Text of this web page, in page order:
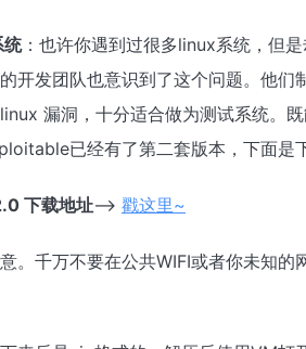
：也许你遇到过很多linux系统，但
开发团队也意识到了这个问题。他
漏洞，十分适合做为测试系统。
已经有了第二套版本，下面是
下载地址—> 戳这里~
。千万不要在公共WIFI或者你未知